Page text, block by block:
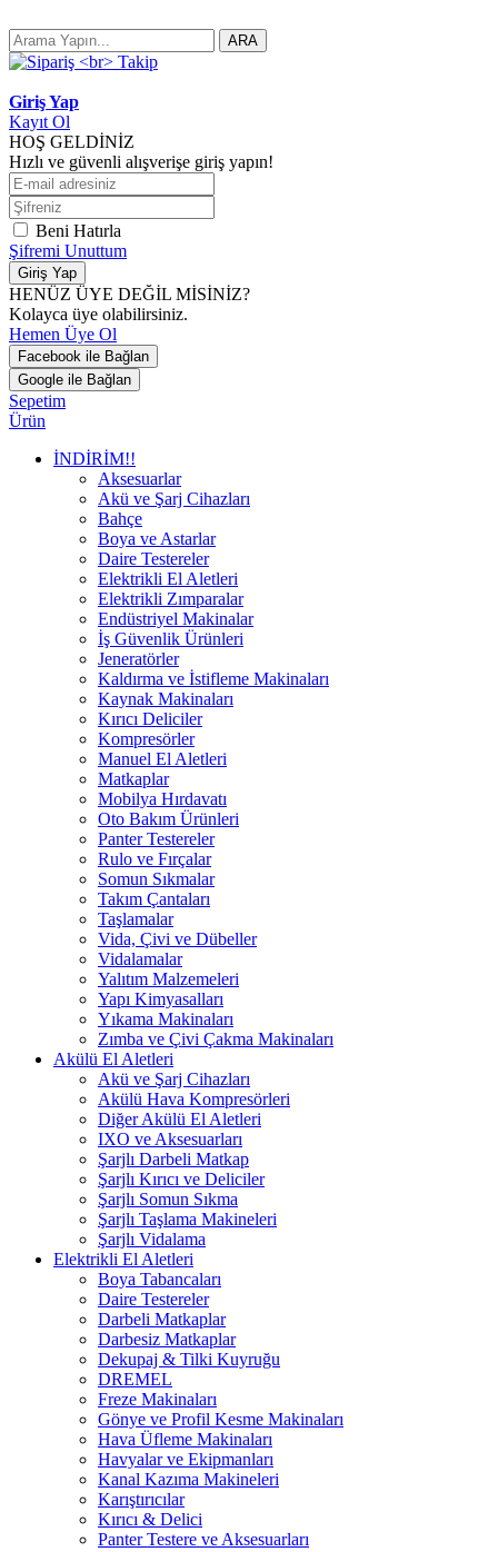
ARA
Giriş Yap
Kayıt Ol
HOŞ GELDİNİZ
Hızlı ve güvenli alışverişe giriş yapın!
Beni Hatırla
Şifremi Unuttum
Giriş Yap
HENÜZ ÜYE DEĞİL MİSİNİZ?
Kolayca üye olabilirsiniz.
Hemen Üye Ol
Facebook ile Bağlan
Google ile Bağlan
Sepetim
Ürün
İNDİRİM!!
Aksesuarlar
Akü ve Şarj Cihazları
Bahçe
Boya ve Astarlar
Daire Testereler
Elektrikli El Aletleri
Elektrikli Zımparalar
Endüstriyel Makinalar
İş Güvenlik Ürünleri
Jeneratörler
Kaldırma ve İstifleme Makinaları
Kaynak Makinaları
Kırıcı Deliciler
Kompresörler
Manuel El Aletleri
Matkaplar
Mobilya Hırdavatı
Oto Bakım Ürünleri
Panter Testereler
Rulo ve Fırçalar
Somun Sıkmalar
Takım Çantaları
Taşlamalar
Vida, Çivi ve Dübeller
Vidalamalar
Yalıtım Malzemeleri
Yapı Kimyasalları
Yıkama Makinaları
Zımba ve Çivi Çakma Makinaları
Akülü El Aletleri
Akü ve Şarj Cihazları
Akülü Hava Kompresörleri
Diğer Akülü El Aletleri
IXO ve Aksesuarları
Şarjlı Darbeli Matkap
Şarjlı Kırıcı ve Deliciler
Şarjlı Somun Sıkma
Şarjlı Taşlama Makineleri
Şarjlı Vidalama
Elektrikli El Aletleri
Boya Tabancaları
Daire Testereler
Darbeli Matkaplar
Darbesiz Matkaplar
Dekupaj & Tilki Kuyruğu
DREMEL
Freze Makinaları
Gönye ve Profil Kesme Makinaları
Hava Üfleme Makinaları
Havyalar ve Ekipmanları
Kanal Kazıma Makineleri
Karıştırıcılar
Kırıcı & Delici
Panter Testere ve Aksesuarları